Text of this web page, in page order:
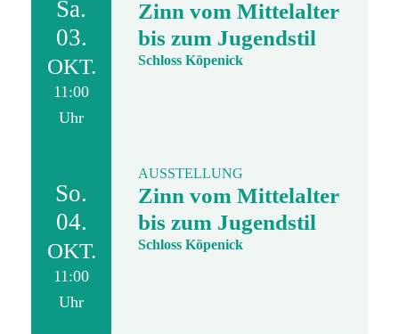
Sa.
03.
OKT.
11:00
Uhr
Zinn vom Mittelalter
bis zum Jugendstil
Schloss Köpenick
So.
04.
OKT.
11:00
Uhr
AUSSTELLUNG
Zinn vom Mittelalter
bis zum Jugendstil
Schloss Köpenick